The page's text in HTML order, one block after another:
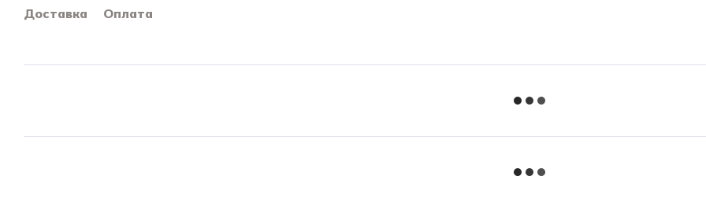
Доставка Оплата